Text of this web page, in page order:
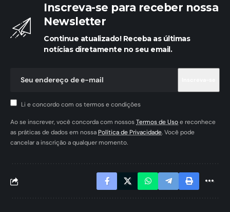
Inscreva-se para receber nossa
Newsletter
Continue atualizado! Receba as últimas
notícias diretamente no seu email.
Li e concordo com os termos e condições
Ao se inscrever, você concorda com nossosTermos de Usoe reconhece
as práticas de dados em nossaPolítica de Privacidade. Você pode
cancelar a inscrição a qualquer momento.